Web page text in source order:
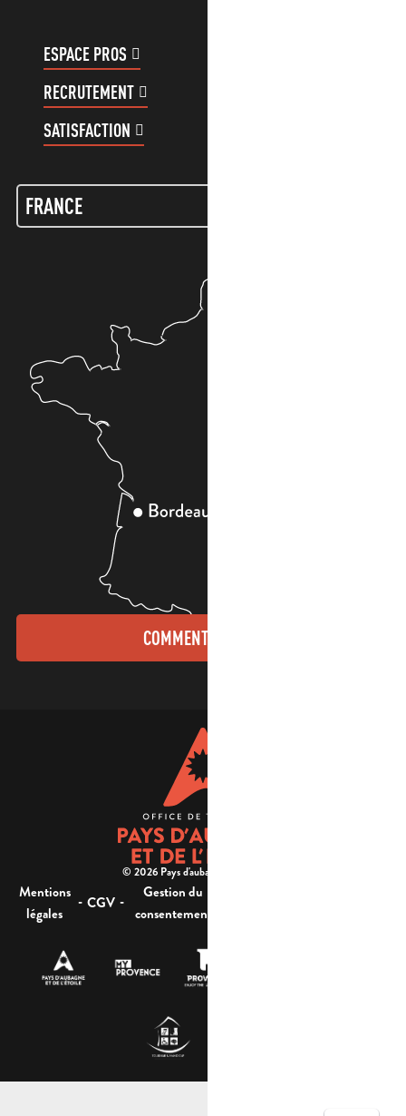
ESPACE PROS
RECRUTEMENT
SATISFACTION
COMMENT VENIR ?
© 2026 Pays d'aubagne et de l'étoile -
Mentions
légales
- CGV -
Gestion du
consentement